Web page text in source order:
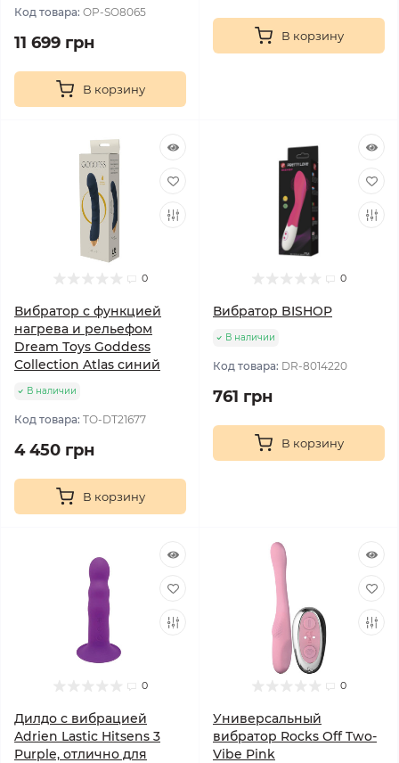
Код товара: OP-SO8065
11 699 грн
В корзину
В корзину
0
Вибратор с функцией
нагрева и рельефом
Dream Тoys Goddess
Collection Atlas синий
В наличии
Код товара: TO-DT21677
4 450 грн
В корзину
0
Вибратор BISHOP
В наличии
Код товара: DR-8014220
761 грн
В корзину
0
Дилдо с вибрацией
Adrien Lastic Hitsens 3
Purple, отлично для
0
Универсальный
вибратор Rocks Off Two-
Vibe Pink